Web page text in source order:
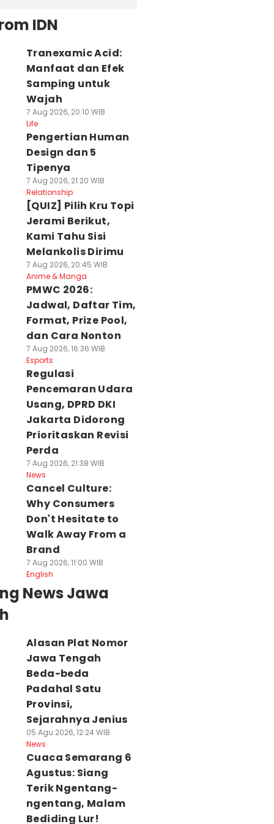
IDN
Tranexamic Acid:
Manfaat dan Efek
Samping untuk
Wajah
7 Aug 2026, 20:10 WIB
Life
Pengertian Human
Design dan 5
Tipenya
7 Aug 2026, 21:20 WIB
Relationship
[QUIZ] Pilih Kru Topi
Jerami Berikut,
Kami Tahu Sisi
Melankolis Dirimu
7 Aug 2026, 20:45 WIB
Anime & Manga
PMWC 2026:
Jadwal, Daftar Tim,
Format, Prize Pool,
dan Cara Nonton
7 Aug 2026, 16:36 WIB
Esports
Regulasi
Pencemaran Udara
Usang, DPRD DKI
Jakarta Didorong
Prioritaskan Revisi
Perda
7 Aug 2026, 21:38 WIB
News
Cancel Culture:
Why Consumers
Don't Hesitate to
Walk Away From a
Brand
7 Aug 2026, 11:00 WIB
English
News Jawa
Alasan Plat Nomor
Jawa Tengah
Beda-beda
Padahal Satu
Provinsi,
Sejarahnya Jenius
05 Agu 2026, 12:24 WIB
News
Cuaca Semarang 6
Agustus: Siang
Terik Ngentang-
ngentang, Malam
Bediding Lur!